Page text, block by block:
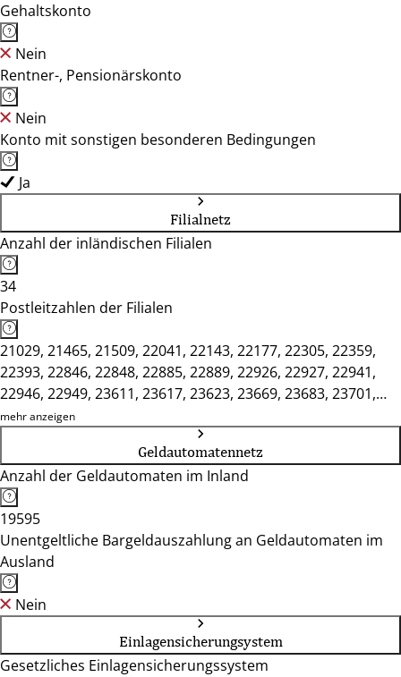
Gehaltskonto
Nein
Rentner-, Pensionärskonto
Nein
Konto mit sonstigen besonderen Bedingungen
Ja
Filialnetz
Anzahl der inländischen Filialen
34
Postleitzahlen der Filialen
21029, 21465, 21509, 22041, 22143, 22177, 22305, 22359,
22393, 22846, 22848, 22885, 22889, 22926, 22927, 22941,
22946, 22949, 23611, 23617, 23623, 23669, 23683, 23701,
23714, 23730, 23738, 23743, 23744, 23758, 23769, 23774,
mehr anzeigen
Geldautomatennetz
Anzahl der Geldautomaten im Inland
19595
Unentgeltliche Bargeldauszahlung an Geldautomaten im
Ausland
Nein
Einlagensicherungsystem
Gesetzliches Einlagensicherungssystem